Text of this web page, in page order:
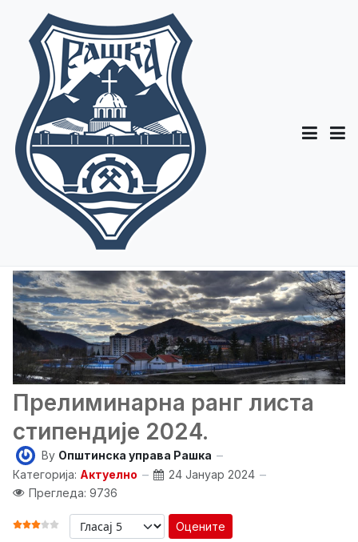
Прелиминарна ранг листа
стипендије 2024.
By Општинска управа Рашка
Категорија: Актуелно
24 Јануар 2024
Прегледа: 9736
ОЦЕНА КОРИСНИКА: 3
Оцените